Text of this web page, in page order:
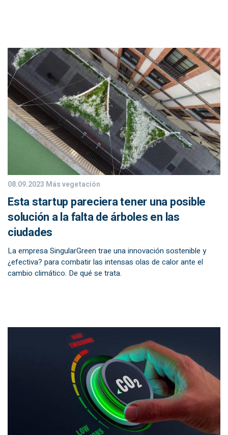
08.09.2023 Más vegetación
Esta startup pareciera tener una posible
solución a la falta de árboles en las
ciudades
La empresa SingularGreen trae una innovación sostenible y
¿efectiva? para combatir las intensas olas de calor ante el
cambio climático. De qué se trata.